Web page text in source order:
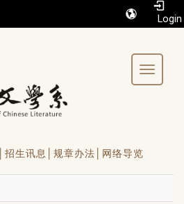
Toggle
招生讯息│ 规章办法│ 网络导览